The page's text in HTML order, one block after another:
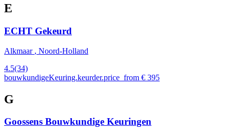
E
ECHT Gekeurd
Alkmaar , Noord-Holland
4.5(34)
bouwkundigeKeuring.keurder.price_from € 395
G
Goossens Bouwkundige Keuringen